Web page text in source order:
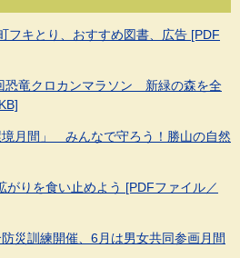
フキとり、おすすめ図書、広告 [PDF
恐竜クロカンマラソン 新緑の森を全
月間」 みんなで守ろう！勝山の自然
がりを食い止めよう [PDFファイル／
災訓練開催、6月は男女共同参画月間